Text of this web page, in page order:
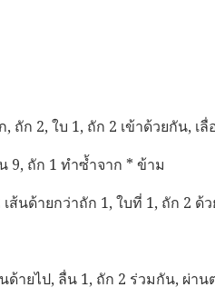
ถัก 2, ใบ 1, ถัก 2 เข้าด้วยกัน,
9, ถัก 1 ทำซ้ำจาก * ข้าม
เส้นด้ายกว่าถัก 1, ใบที่ 1, ถัก 2
ด้ายไป, ลื่น 1, ถัก 2 ร่วมกัน, ผ่า